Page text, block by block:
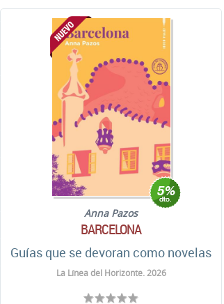
Anna Pazos
BARCELONA
Guías que se devoran como novelas
La Línea del Horizonte. 2026